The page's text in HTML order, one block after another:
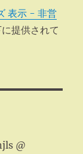
表示 - 非営
提供されて
@